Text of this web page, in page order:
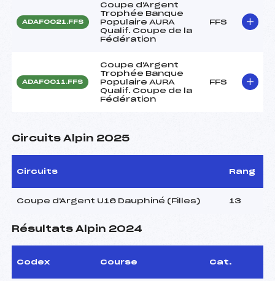
ADAF0021.FFS
Coupe d'Argent
Trophée Banque
Populaire AURA
Qualif. Coupe de la
Fédération
FFS
ADAF0011.FFS
Coupe d'Argent
Trophée Banque
Populaire AURA
Qualif. Coupe de la
Fédération
FFS
Circuits Alpin 2025
Circuits Rang
Coupe d'Argent U16 Dauphiné (Filles) 13
Résultats Alpin 2024
Codex Course Cat.